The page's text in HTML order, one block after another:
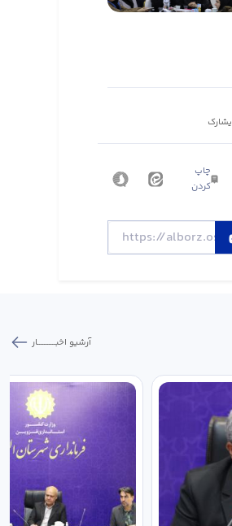
يشارك
چاپ
کردن
آرشیو اخبـــــــــــار